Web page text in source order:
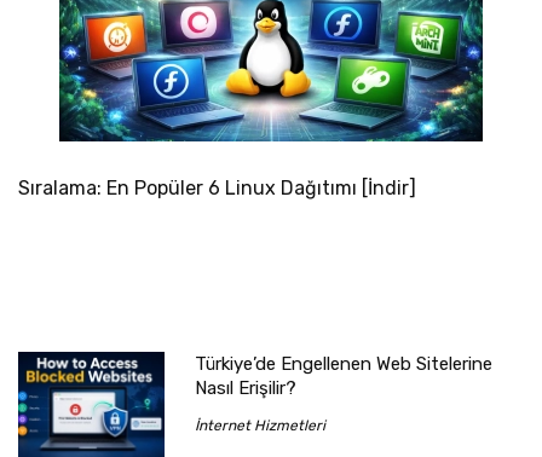
Sıralama: En Popüler 6 Linux Dağıtımı [İndir]
Türkiye’de Engellenen Web Sitelerine
Nasıl Erişilir?
İnternet Hizmetleri